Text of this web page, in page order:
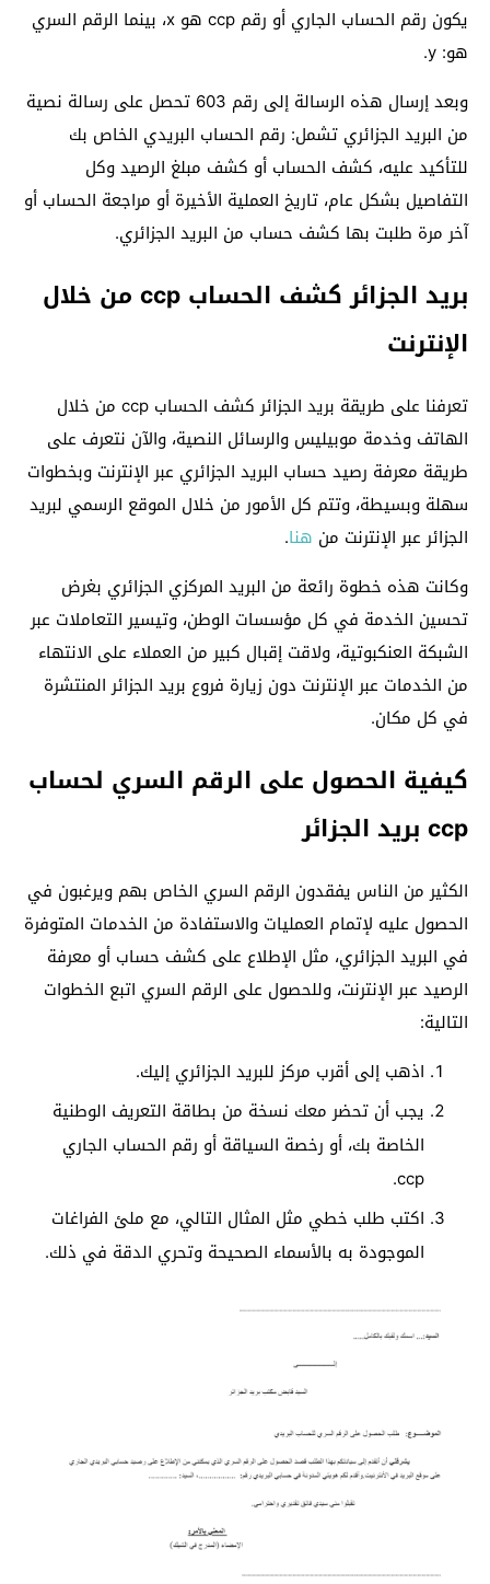
يكون رقم الحساب الجاري أو رقم ccp هو x، بينما الرقم السري
هو: y.
وبعد إرسال هذه الرسالة إلى رقم 603 تحصل على رسالة نصية
من البريد الجزائري تشمل: رقم الحساب البريدي الخاص بك
للتأكيد عليه، كشف الحساب أو كشف مبلغ الرصيد وكل
التفاصيل بشكل عام، تاريخ العملية الأخيرة أو مراجعة الحساب أو
آخر مرة طلبت بها كشف حساب من البريد الجزائري.
بريد الجزائر كشف الحساب ccp من خلال
الإنترنت
تعرفنا على طريقة بريد الجزائر كشف الحساب ccp من خلال
الهاتف وخدمة موبيليس والرسائل النصية، والآن نتعرف على
طريقة معرفة رصيد حساب البريد الجزائري عبر الإنترنت وبخطوات
سهلة وبسيطة، وتتم كل الأمور من خلال الموقع الرسمي لبريد
الجزائر عبر الإنترنت من هنا.
وكانت هذه خطوة رائعة من البريد المركزي الجزائري بغرض
تحسين الخدمة في كل مؤسسات الوطن، وتيسير التعاملات عبر
الشبكة العنكبوتية، ولاقت إقبال كبير من العملاء على الانتهاء
من الخدمات عبر الإنترنت دون زيارة فروع بريد الجزائر المنتشرة
في كل مكان.
كيفية الحصول على الرقم السري لحساب
ccp بريد الجزائر
الكثير من الناس يفقدون الرقم السري الخاص بهم ويرغبون في
الحصول عليه لإتمام العمليات والاستفادة من الخدمات المتوفرة
في البريد الجزائري، مثل الإطلاع على كشف حساب أو معرفة
الرصيد عبر الإنترنت، وللحصول على الرقم السري اتبع الخطوات
التالية:
اذهب إلى أقرب مركز للبريد الجزائري إليك.
يجب أن تحضر معك نسخة من بطاقة التعريف الوطنية
الخاصة بك، أو رخصة السياقة أو رقم الحساب الجاري
ccp.
اكتب طلب خطي مثل المثال التالي، مع ملئ الفراغات
الموجودة به بالأسماء الصحيحة وتحري الدقة في ذلك.